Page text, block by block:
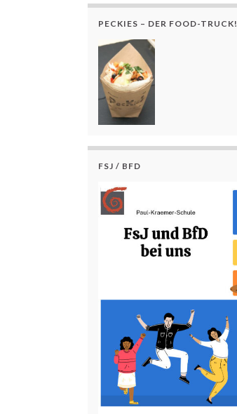
PECKIES – DER FOOD-TRUCK!
FSJ / BFD